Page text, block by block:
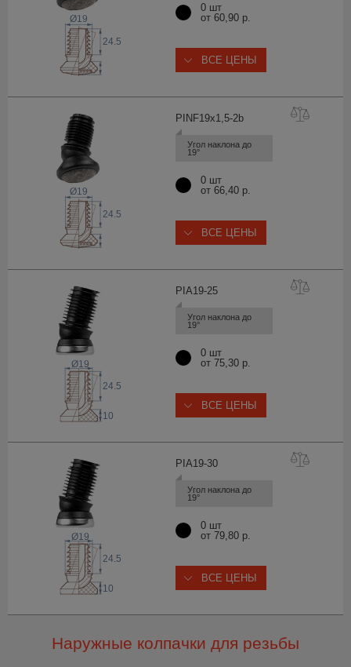
24.5
Ø19
0 шт
от 60,90 р.
ВСЕ ЦЕНЫ
PINF19x1,5-2b
Угол наклона до
19°
24.5
Ø19
0 шт
от 66,40 р.
ВСЕ ЦЕНЫ
PIA19-25
Угол наклона до
19°
24.5
10
Ø19
0 шт
от 75,30 р.
ВСЕ ЦЕНЫ
PIA19-30
Угол наклона до
19°
24.5
10
Ø19
0 шт
от 79,80 р.
ВСЕ ЦЕНЫ
Наружные колпачки для резьбы